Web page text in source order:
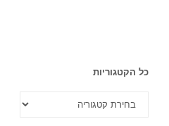
כל הקטגוריות
הקטגוריות